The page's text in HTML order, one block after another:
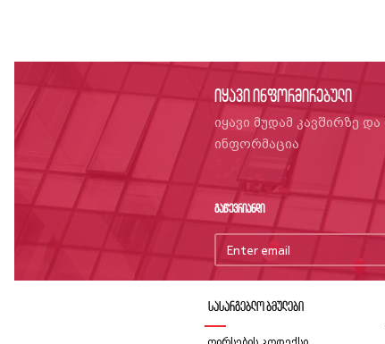
იყავი ინფორმირებული
იყავი მუდამ კავშირზე
ინფორმაცია
გაწევრიანდი
სასარგებლო ბმულები
ღირსების კოდექსი